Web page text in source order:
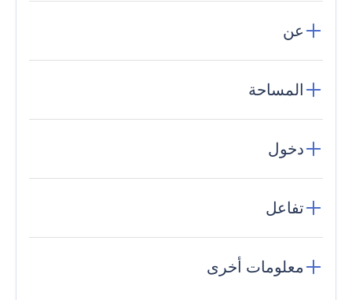
عن
المساحة
دخول
تفاعل
معلومات أخرى